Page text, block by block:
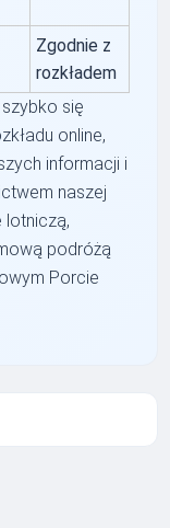
Zgodnie z
rozkładem
się
online,
informacji i
naszej
lotniczą,
podróżą
Porcie